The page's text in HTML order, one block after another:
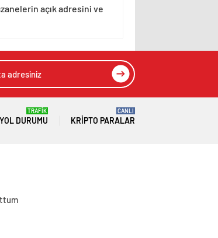
açık adresini ve
YOL DURUMU
TRAFİK
KRIPTO PARALAR
CANLI